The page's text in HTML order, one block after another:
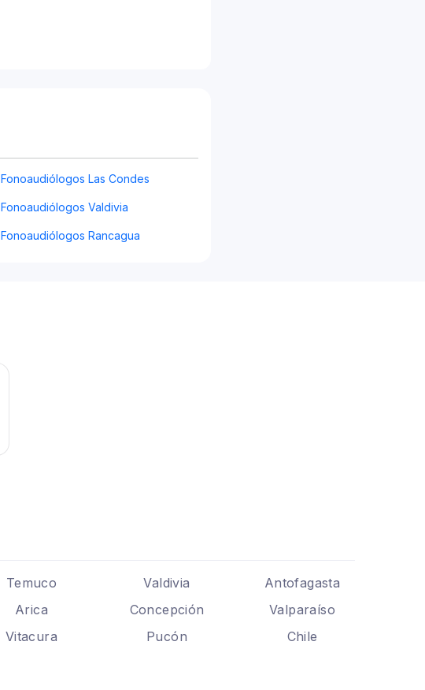
Fonoaudiólogos Las Condes
Fonoaudiólogos Valdivia
Fonoaudiólogos Rancagua
Temuco Valdivia
Antofagasta
Arica Concepción
Valparaíso
Vitacura Pucón
Chile